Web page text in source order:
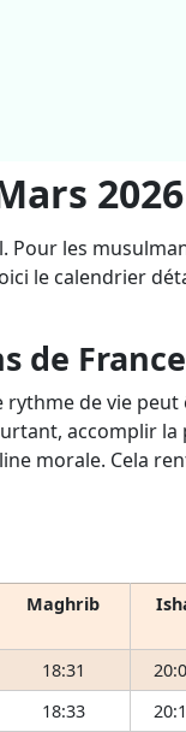
2026
les
le calendrier
de France
de vie
accomplir
morale. Cela
Maghrib
18:31
18:33